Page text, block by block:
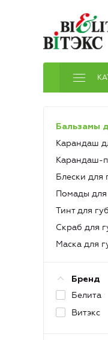
Бальзамы
Карандаш
Карандаш-
Блески для
Помады для
Тинт для губ
Скраб для
Маска для
Бренд
Белита
Витэкс